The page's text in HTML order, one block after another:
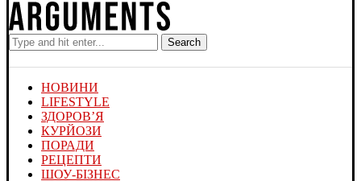
Search
НОВИНИ
LIFESTYLE
ЗДОРОВ’Я
КУРЙОЗИ
ПОРАДИ
РЕЦЕПТИ
ШОУ-БІЗНЕС